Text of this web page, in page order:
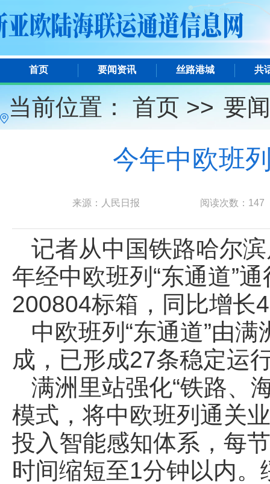
首页 要闻资讯 丝路港城 共
当前位置：首页 >> 要
今年中欧班
来源：人民日报 阅读次数： 147
记者从中国铁路哈尔
年经中欧班列“东通道”
200804标箱，同比增长
中欧班列“东通道”由
成，已形成27条稳定运
满洲里站强化“铁路、
模式，将中欧班列通关
投入智能感知体系，每
时间缩短至1分钟以内